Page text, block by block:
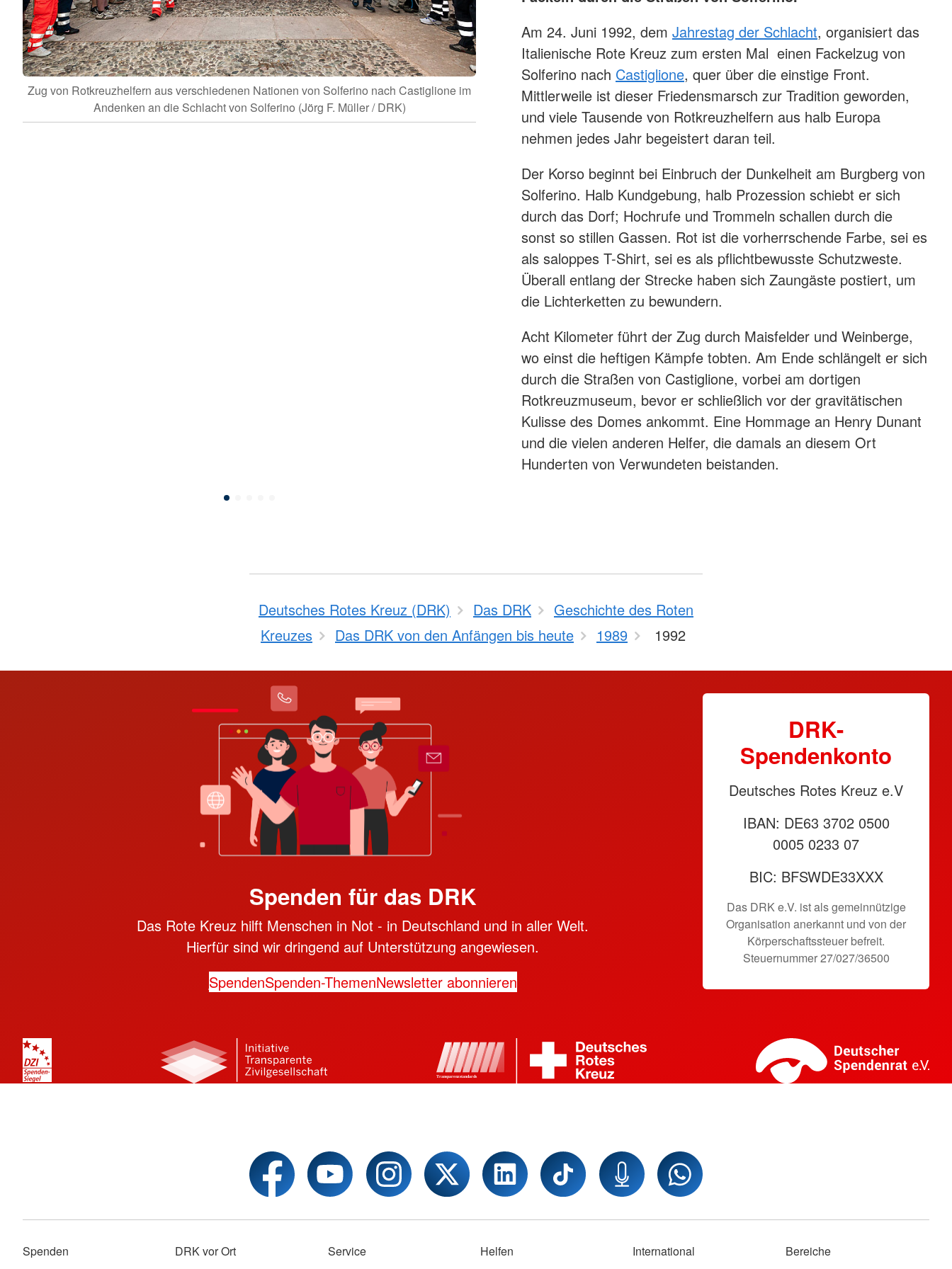
Zug von Rotkreuzhelfern aus verschiedenen Nationen von Solferino nach Castiglione im
Andenken an die Schlacht von Solferino (Jörg F. Müller / DRK)
Aufbruch des internationalen Fackelzuges in Solferino (Jörg F. Müller / DRK)
Am 24. Juni 1992, dem Jahrestag der Schlacht, organisiert das
Italienische Rote Kreuz zum ersten Mal einen Fackelzug von
Solferino nach Castiglione, quer über die einstige Front.
Mittlerweile ist dieser Friedensmarsch zur Tradition geworden,
und viele Tausende von Rotkreuzhelfern aus halb Europa
nehmen jedes Jahr begeistert daran teil.
Der Korso beginnt bei Einbruch der Dunkelheit am Burgberg von
Solferino. Halb Kundgebung, halb Prozession schiebt er sich
durch das Dorf; Hochrufe und Trommeln schallen durch die
sonst so stillen Gassen. Rot ist die vorherrschende Farbe, sei es
als saloppes T-Shirt, sei es als pflichtbewusste Schutzweste.
Überall entlang der Strecke haben sich Zaungäste postiert, um
die Lichterketten zu bewundern.
Acht Kilometer führt der Zug durch Maisfelder und Weinberge,
wo einst die heftigen Kämpfe tobten. Am Ende schlängelt er sich
durch die Straßen von Castiglione, vorbei am dortigen
Rotkreuzmuseum, bevor er schließlich vor der gravitätischen
Kulisse des Domes ankommt. Eine Hommage an Henry Dunant
und die vielen anderen Helfer, die damals an diesem Ort
Hunderten von Verwundeten beistanden.
Deutsches Rotes Kreuz (DRK) Das DRK
Geschichte des Roten
Kreuzes
Das DRK von den Anfängen bis heute 1989 1992
Spenden für das DRK
Das Rote Kreuz hilft Menschen in Not - in Deutschland und in aller Welt.
Hierfür sind wir dringend auf Unterstützung angewiesen.
SpendenSpenden-ThemenNewsletter abonnieren
DRK-
Spendenkonto
Deutsches Rotes Kreuz e.V
IBAN: DE63 3702 0500
0005 0233 07
BIC: BFSWDE33XXX
Das DRK e.V. ist als gemeinnützige
Organisation anerkannt und von der
Körperschaftssteuer befreit.
Steuernummer 27/027/36500
Spenden DRK vor Ort Service Helfen International Bereiche